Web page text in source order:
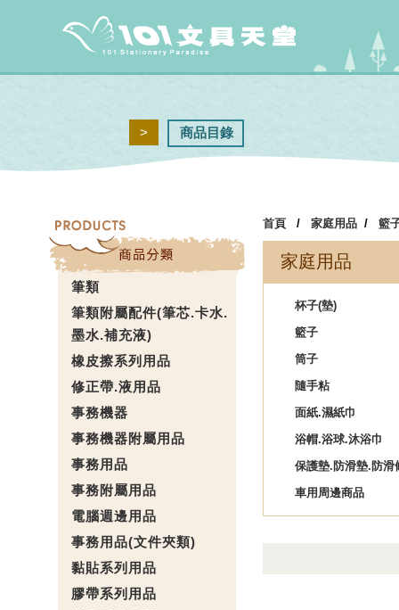
> 商品目錄
筆類
筆類附屬配件(筆芯.卡水.
墨水.補充液)
橡皮擦系列用品
修正帶.液用品
事務機器
事務機器附屬用品
事務用品
事務附屬用品
電腦週邊用品
事務用品(文件夾類)
黏貼系列用品
膠帶系列用品
首頁 / 家庭用品 / 籃
家庭用品
杯子(墊)
籃子
筒子
隨手粘
面紙.濕紙巾
浴帽.浴球.沐浴巾
保護墊.防滑墊.防滑
車用周邊商品